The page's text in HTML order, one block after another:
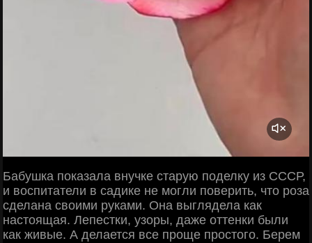
Бабушка показала внучке старую поделку из СССР,
и воспитатели в садике не могли поверить, что роза
сделана своими руками. Она выглядела как
настоящая. Лепестки, узоры, даже оттенки были
как живые. А делается все проще простого. Берем